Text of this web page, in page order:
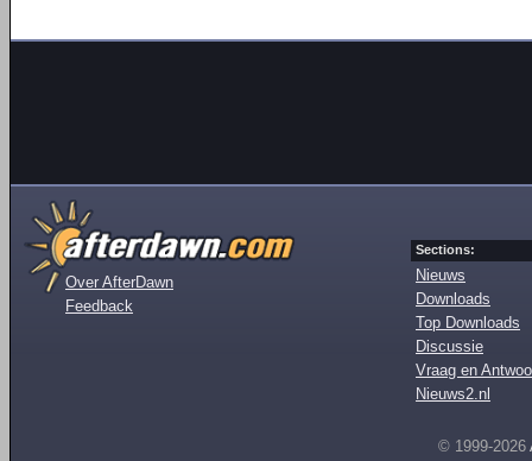
Over AfterDawn
Feedback
Sections:
Nieuws
Downloads
Top Downloads
Discussie
Vraag en
Nieuws2.nl
© 1999-2026